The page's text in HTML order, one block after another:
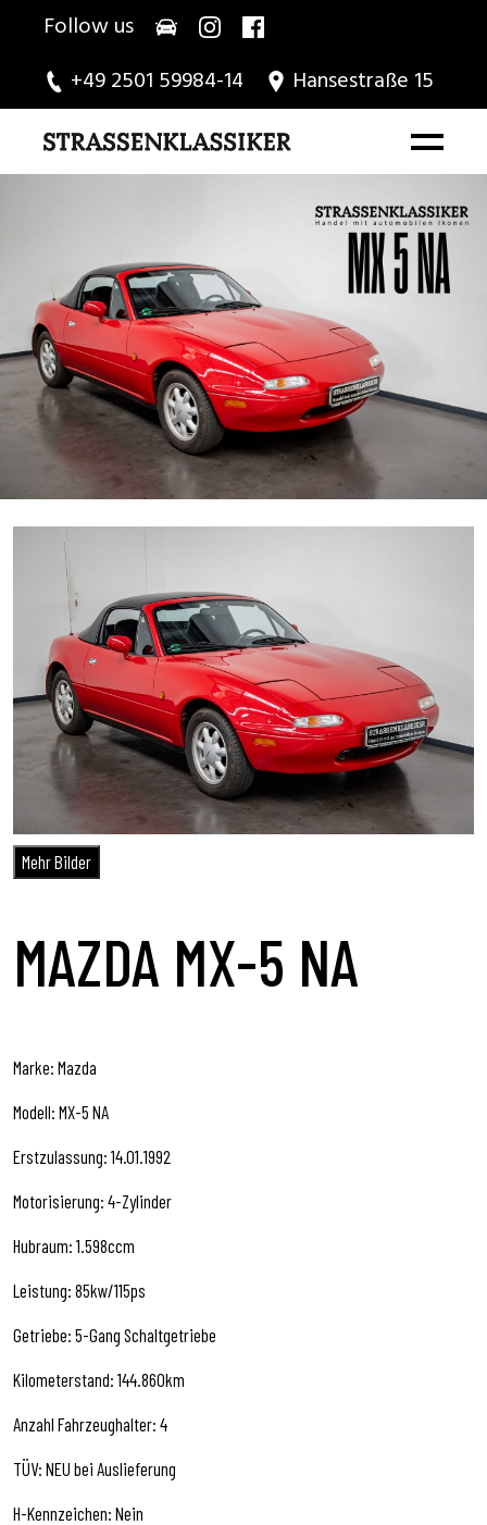
Follow us
+49 2501 59984-14
Hansestraße 15
Mehr Bilder
MAZDA MX-5 NA
Marke: Mazda
Modell: MX-5 NA
Erstzulassung: 14.01.1992
Motorisierung: 4-Zylinder
Hubraum: 1.598ccm
Leistung: 85kw/115ps
Getriebe: 5-Gang Schaltgetriebe
Kilometerstand: 144.860km
Anzahl Fahrzeughalter: 4
TÜV: NEU bei Auslieferung
H-Kennzeichen: Nein